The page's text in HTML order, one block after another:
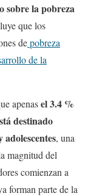
sobre la pobreza
que los
depobreza
de la
apenasel 3.4 %
destinado
, una
magnitud del
comienzan a
forman parte de la